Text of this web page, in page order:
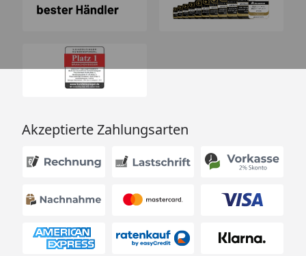
Akzeptierte Zahlungsarten